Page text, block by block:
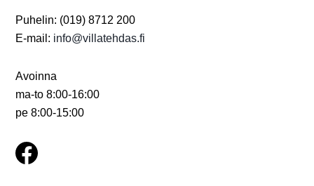
Puhelin: (019) 8712 200
E-mail: info@villatehdas.fi
Avoinna
ma-to 8:00-16:00
pe 8:00-15:00